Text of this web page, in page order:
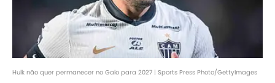
Hulk não quer permanecer no Galo para 2027 | Sports Press Photo/GettyImages